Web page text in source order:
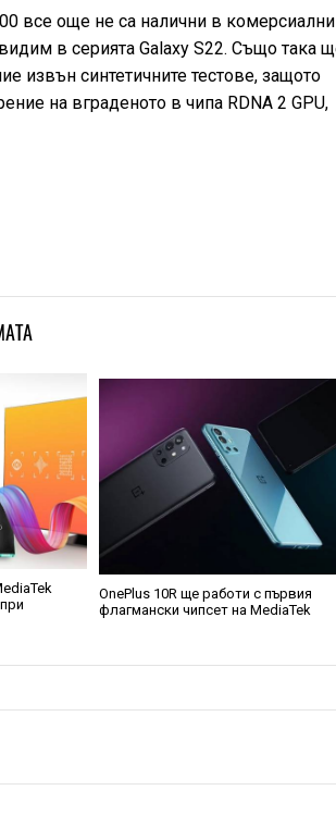
все още не са налични в комерсиални
в серията Galaxy S22. Също така
извън синтетичните тестове, защото
на вграденото в чипа RDNA 2 GPU,
OnePlus 10R ще работи с първия
флагмански чипсет на MediaTek